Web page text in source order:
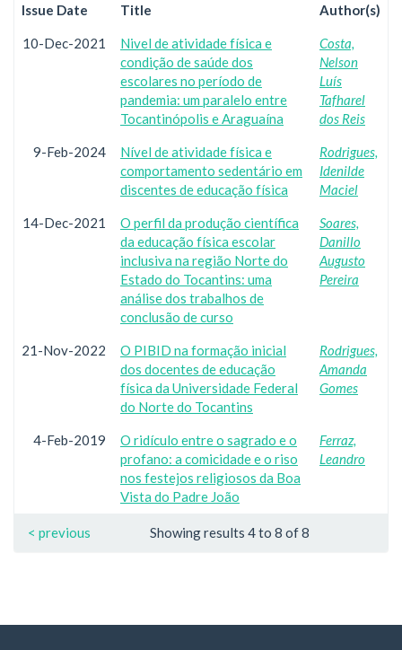
Issue Date Title Author(s)
10-Dec-2021
Nivel de atividade física e
condição de saúde dos
escolares no período de
pandemia: um paralelo entre
Tocantinópolis e Araguaína
Costa,
Nelson
Luís
Tafharel
dos Reis
9-Feb-2024
Nível de atividade física e
comportamento sedentário em
discentes de educação física
Rodrigues,
Idenilde
Maciel
14-Dec-2021
O perfil da produção científica
da educação física escolar
inclusiva na região Norte do
Estado do Tocantins: uma
análise dos trabalhos de
conclusão de curso
Soares,
Danillo
Augusto
Pereira
21-Nov-2022
O PIBID na formação inicial
dos docentes de educação
física da Universidade Federal
do Norte do Tocantins
Rodrigues,
Amanda
Gomes
4-Feb-2019
O ridículo entre o sagrado e o
profano: a comicidade e o riso
nos festejos religiosos da Boa
Vista do Padre João
Ferraz,
Leandro
Showing results 4 to 8 of 8
< previous